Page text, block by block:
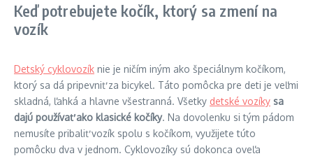
Keď potrebujete kočík, ktorý sa zmení na
vozík
Detský cyklovozík nie je ničím iným ako špeciálnym kočíkom,
ktorý sa dá pripevniť za bicykel. Táto pomôcka pre deti je veľmi
skladná, ľahká a hlavne všestranná. Všetky detské vozíky sa
dajú používať ako klasické kočíky. Na dovolenku si tým pádom
nemusíte pribaliť vozík spolu s kočíkom, využijete túto
pomôcku dva v jednom. Cyklovozíky sú dokonca oveľa